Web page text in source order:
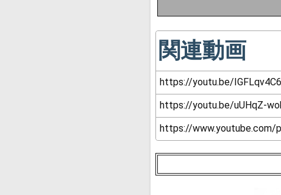
関連動画
https://youtu.be/
https://youtu.be/uUHqZ-
https://www.youtube.com/